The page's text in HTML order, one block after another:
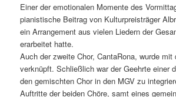
Einer der emotionalen Momente des
pianistische Beitrag von Kulturpreisträger
ein Arrangement aus vielen Liedern der
erarbeitet hatte.
Auch der zweite Chor, CantaRona, wurde
verknüpft. Schließlich war der Geehrte einer
den gemischten Chor in den MGV zu
Auftritte der beiden Chöre, samt eines